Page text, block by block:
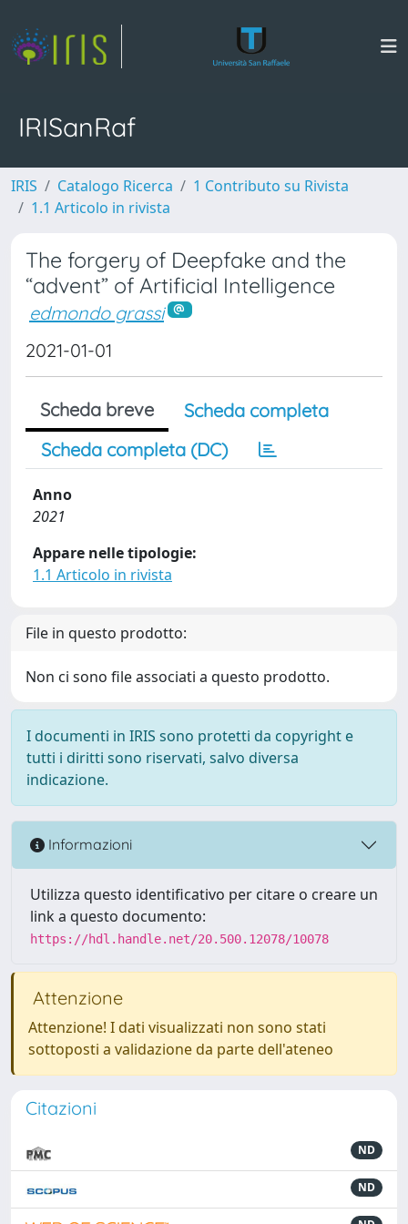
IRISanRaf
IRIS Catalogo Ricerca
1 Contributo su Rivista
1.1 Articolo in rivista
The forgery of Deepfake and the
“advent” of Artificial Intelligence
edmondo grassi
2021-01-01
Scheda breve
Scheda completa
Scheda completa (DC)
Anno
2021
Appare nelle tipologie:
1.1 Articolo in rivista
File in questo prodotto:
Non ci sono file associati a questo prodotto.
I documenti in IRIS sono protetti da copyright e
tutti i diritti sono riservati, salvo diversa
indicazione.
Informazioni
Utilizza questo identificativo per citare o creare un
link a questo documento:
https://hdl.handle.net/20.500.12078/10078
Attenzione
Attenzione! I dati visualizzati non sono stati
sottoposti a validazione da parte dell'ateneo
Citazioni
ND
ND